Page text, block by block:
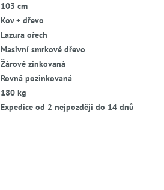
103 cm
Kov + dřevo
Lazura ořech
Masivní smrkové dřevo
Žárově zinkovaná
Rovná pozinkovaná
180 kg
Expedice od 2 nejpozději do 14 dnů